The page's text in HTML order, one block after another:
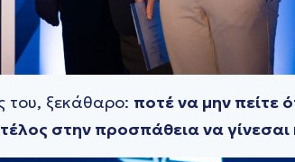
του, ξεκάθαρο: ποτέ να μην πείτε
στην προσπάθεια να